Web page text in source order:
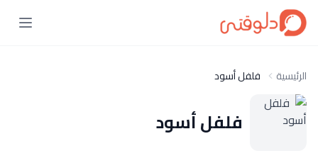
الرئيسية فلفل أسود
فلفل أسود